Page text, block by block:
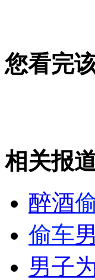
女孩北京地铁
您看完
相关报
醉酒
偷车
男子